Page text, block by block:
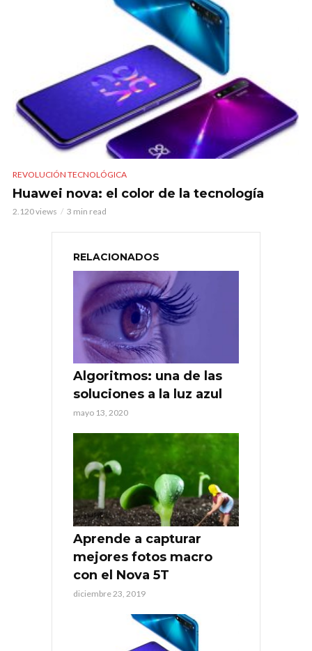
REVOLUCIÓN TECNOLÓGICA
Huawei nova: el color de la tecnología
2.120 views 3 min read
RELACIONADOS
Algoritmos: una de las
soluciones a la luz azul
mayo 13, 2020
Aprende a capturar
mejores fotos macro
con el Nova 5T
diciembre 23, 2019